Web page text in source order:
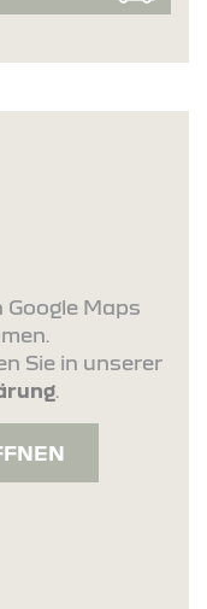
Maps
Sie in unserer
.